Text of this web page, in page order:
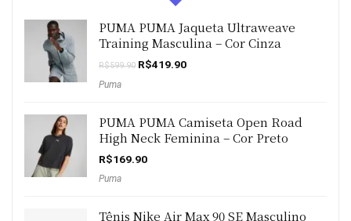
PUMA PUMA Jaqueta Ultraweave
Training Masculina – Cor Cinza
R$599.90 O
R$419.90O
Puma
PUMA PUMA Camiseta Open Road
High Neck Feminina – Cor Preto
R$169.90
Puma
Tênis Nike Air Max 90 SE Masculino